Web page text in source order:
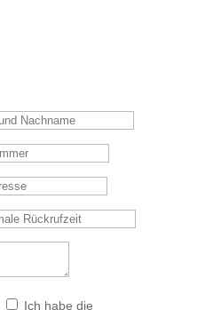
Ich habe die